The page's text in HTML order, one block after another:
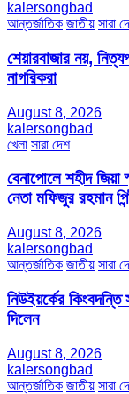
kalersongbad
আন্তর্জাতিক জাতীয় সারা
শেয়ারবাজার নয়,
নাগরিকরা
August 8, 2026
kalersongbad
খেলা সারা দেশ
বেনাপোলে শহীদ জিয়া
নেতা মফিজুর রহমান
August 8, 2026
kalersongbad
আন্তর্জাতিক জাতীয় সারা
নিউইয়র্কের
দিলেন
August 8, 2026
kalersongbad
আন্তর্জাতিক জাতীয় সারা